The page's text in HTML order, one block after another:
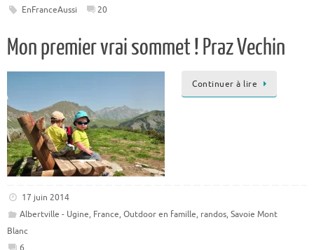
EnFranceAussi
20
Mon premier vrai sommet ! Praz Vechin
Continuer à lire
17 juin 2014
Albertville - Ugine, France, Outdoor en famille, randos, Savoie Mont
Blanc